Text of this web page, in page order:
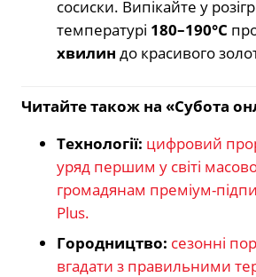
сосиски. Випікайте у
температурі 180–190°C
хвилин до красивого
Читайте також на «Субота
Технології: цифровий
уряд першим у світі
громадянам преміум-
Plus.
Городництво: сезонні
вгадати з правильними